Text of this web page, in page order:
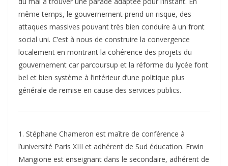
même temps, le gouvernement prend un risque, des
attaques massives pouvant très bien conduire à un front
social uni. C’est à nous de construire la convergence
localement en montrant la cohérence des projets du
gouvernement car parcoursup et la réforme du lycée font
bel et bien système à l’intérieur d’une politique plus
générale de remise en cause des services publics.
1. Stéphane Chameron est maître de conférence à
l’université Paris XIII et adhérent de Sud éducation. Erwin
Mangione est enseignant dans le secondaire, adhérent de